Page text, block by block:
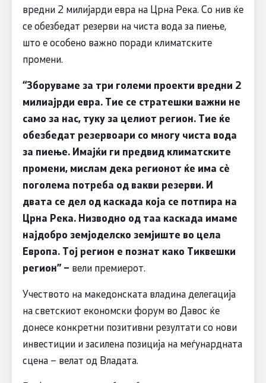
вредни 2 милијарди евра на Црна Река. Со нив ќе
се обезбедат резерви на чиста вода за пиење,
што е особено важно поради климатските
промени.
“Зборуваме за три големи проекти вредни 2
милиајрди евра. Тие се стратешки важни не
само за нас, туку за целиот регион. Тие ќе
обезбедат резервоари со многу чиста вода
за пиење. Имајќи ги предвид климатските
промени, мислам дека регионот ќе има сè
поголема потреба од вакви резерви. И
двата се дел од каскада која се потпира на
Црна Река. Низводно од таа каскада имаме
најдобро земјоделско земјиште во цела
Европа. Тој регион е познат како Тиквешки
регион” – вели премиерот.
Учеството на македонската владина делегација
на светскиот економски форум во Давос ќе
донесе конкретни позитивни резултати со нови
инвестиции и засилена позиција на меѓунардната
сцена – велат од Владата.